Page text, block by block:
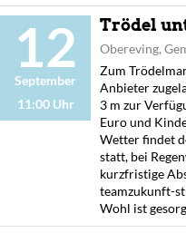
12
September
11:00 Uhr
Trödel
Obereving,
Zum
Anbieter
3 m zur
Euro und
Wetter findet
statt, bei
kurzfristige
teamzukunft-
Wohl ist